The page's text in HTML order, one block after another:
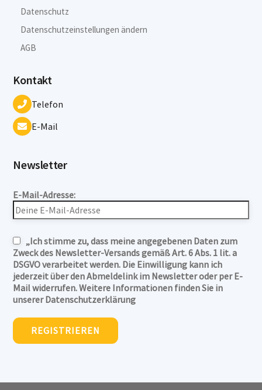
Datenschutz
Datenschutzeinstellungen ändern
AGB
Kontakt
Telefon
E-Mail
Newsletter
E-Mail-Adresse:
„Ich stimme zu, dass meine angegebenen Daten zum
Zweck des Newsletter-Versands gemäß Art. 6 Abs. 1 lit. a
DSGVO verarbeitet werden. Die Einwilligung kann ich
jederzeit über den Abmeldelink im Newsletter oder per E-
Mail widerrufen. Weitere Informationen finden Sie in
unserer Datenschutzerklärung